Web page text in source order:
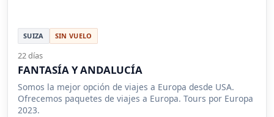
SUIZA SIN VUELO
22 días
FANTASÍA Y ANDALUCÍA
Somos la mejor opción de viajes a Europa desde USA.
Ofrecemos paquetes de viajes a Europa. Tours por Europa
2023.